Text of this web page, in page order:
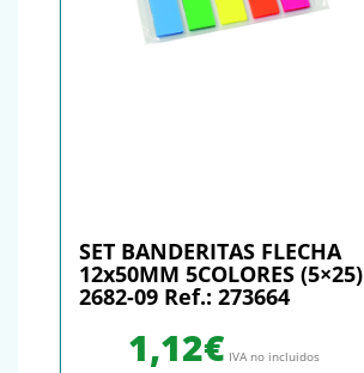
SET BANDERITAS FLECHA
12x50MM 5COLORES (5×25)
2682-09 Ref.: 273664
1,12€ IVA no incluidos